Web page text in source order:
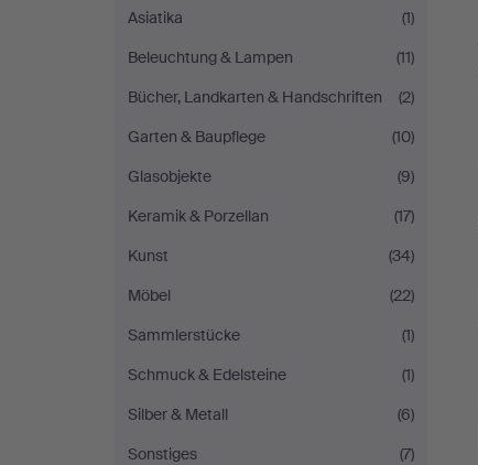
bei
Auktionsfirma
Kenneth
Svensson
Kalmar
Asiatika
(1)
Beleuchtung & Lampen
(11)
Bücher, Landkarten & Handschriften
(2)
Garten & Baupflege
(10)
Glasobjekte
(9)
Keramik & Porzellan
(17)
Kunst
(34)
Möbel
(22)
Sammlerstücke
(1)
Schmuck & Edelsteine
(1)
Silber & Metall
(6)
Sonstiges
(7)